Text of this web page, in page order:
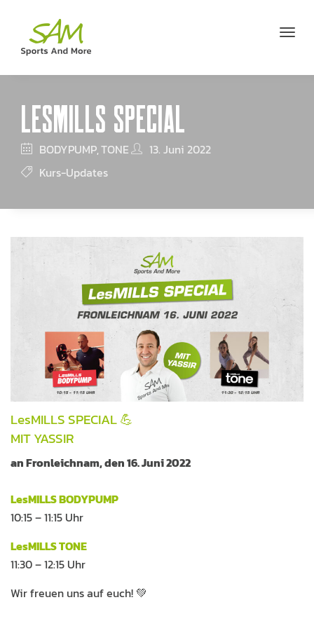
LESMILLS SPECIAL
BODYPUMP,TONE
13. Juni 2022
Kurs-Updates
LesMILLS SPECIAL 💪
MIT YASSIR
anFronleichnam, den 16. Juni 2022
LesMILLS BODYPUMP
10:15 – 11:15 Uhr
LesMILLS TONE
11:30 – 12:15 Uhr
Wir freuen uns auf euch! 💚